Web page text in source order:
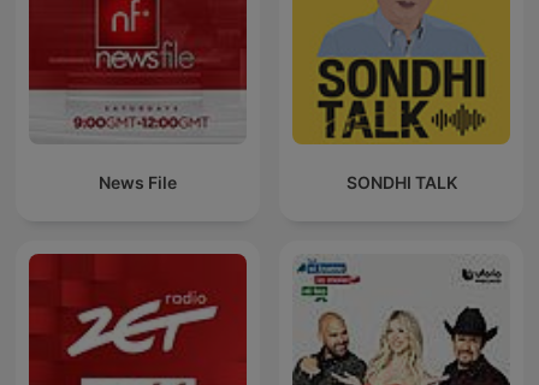
News File SONDHI TALK